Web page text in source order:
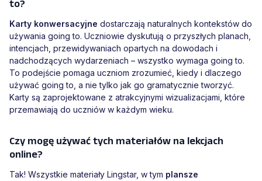
to?
Karty konwersacyjne dostarczają naturalnych kontekstów do
używania going to. Uczniowie dyskutują o przyszłych planach,
intencjach, przewidywaniach opartych na dowodach i
nadchodzących wydarzeniach – wszystko wymaga going to.
To podejście pomaga uczniom zrozumieć, kiedy i dlaczego
używać going to, a nie tylko jak go gramatycznie tworzyć.
Karty są zaprojektowane z atrakcyjnymi wizualizacjami, które
przemawiają do uczniów w każdym wieku.
Czy mogę używać tych materiałów na lekcjach
online?
Tak! Wszystkie materiały Lingstar, w tym plansze